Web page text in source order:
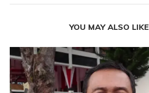
YOU MAY ALSO LIKE